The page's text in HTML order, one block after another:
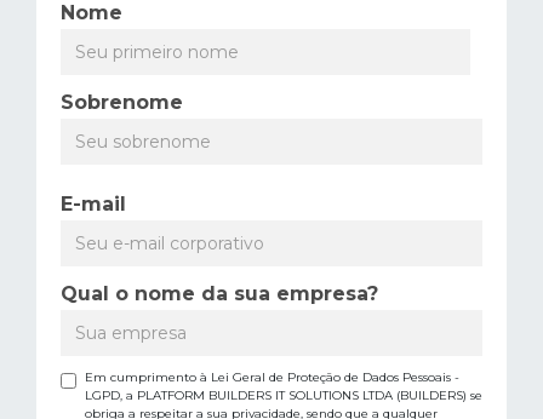
Nome
Sobrenome
E-mail
Qual o nome da sua empresa?
Em cumprimento à Lei Geral de Proteção de Dados Pessoais -
LGPD, a PLATFORM BUILDERS IT SOLUTIONS LTDA (BUILDERS) se
obriga a respeitar a sua privacidade, sendo que a qualquer